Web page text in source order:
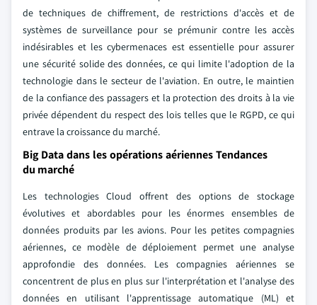
de techniques de chiffrement, de restrictions d'accès et de
systèmes de surveillance pour se prémunir contre les accès
indésirables et les cybermenaces est essentielle pour assurer
une sécurité solide des données, ce qui limite l'adoption de la
technologie dans le secteur de l'aviation. En outre, le maintien
de la confiance des passagers et la protection des droits à la vie
privée dépendent du respect des lois telles que le RGPD, ce qui
entrave la croissance du marché.
Big Data dans les opérations aériennes Tendances
du marché
Les technologies Cloud offrent des options de stockage
évolutives et abordables pour les énormes ensembles de
données produits par les avions. Pour les petites compagnies
aériennes, ce modèle de déploiement permet une analyse
approfondie des données. Les compagnies aériennes se
concentrent de plus en plus sur l'interprétation et l'analyse des
données en utilisant l'apprentissage automatique (ML) et